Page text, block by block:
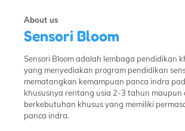
About us
Sensori Bloom
Sensori Bloom adalah lembaga pendidikan
yang menyediakan program pendidikan
mematangkan kemampuan panca indra
khususnya rentang usia 2-3 tahun maupun
berkebutuhan khusus yang memiliki
panca indra.